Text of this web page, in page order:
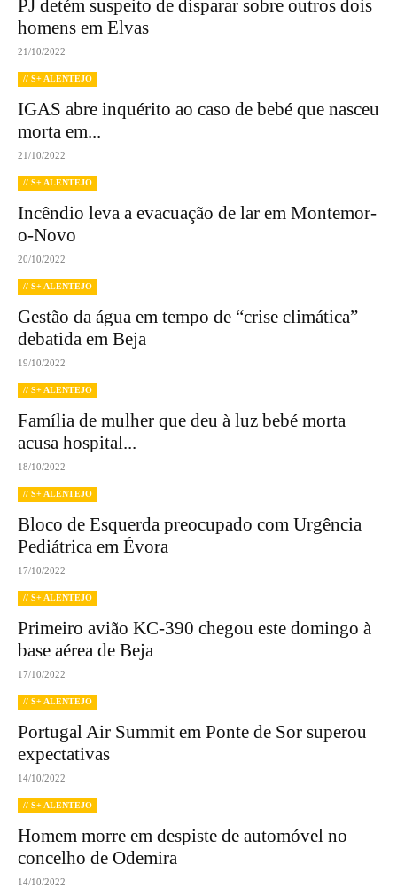
PJ detém suspeito de disparar sobre outros dois
homens em Elvas
21/10/2022
// S+ ALENTEJO
IGAS abre inquérito ao caso de bebé que nasceu
morta em...
21/10/2022
// S+ ALENTEJO
Incêndio leva a evacuação de lar em Montemor-
o-Novo
20/10/2022
// S+ ALENTEJO
Gestão da água em tempo de “crise climática”
debatida em Beja
19/10/2022
// S+ ALENTEJO
Família de mulher que deu à luz bebé morta
acusa hospital...
18/10/2022
// S+ ALENTEJO
Bloco de Esquerda preocupado com Urgência
Pediátrica em Évora
17/10/2022
// S+ ALENTEJO
Primeiro avião KC-390 chegou este domingo à
base aérea de Beja
17/10/2022
// S+ ALENTEJO
Portugal Air Summit em Ponte de Sor superou
expectativas
14/10/2022
// S+ ALENTEJO
Homem morre em despiste de automóvel no
concelho de Odemira
14/10/2022